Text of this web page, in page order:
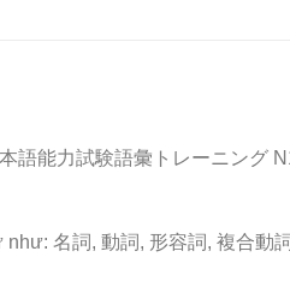
語能力試験語彙トレーニング
名詞, 動詞, 形容詞, 複合動